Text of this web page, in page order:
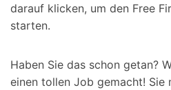
darauf klicken, um den Free
starten.
Haben Sie das schon getan?
einen tollen Job gemacht! Sie